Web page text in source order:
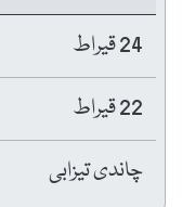
24 قیراط
22 قیراط
چاندی تیزابی